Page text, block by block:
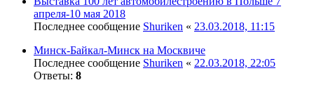
апреля-10 мая 2018
Последнее сообщение Shuriken « 23.03.2018, 11:15
Минск-Байкал-Минск на Москвиче
Последнее сообщение Shuriken « 22.03.2018, 22:05
Ответы: 8